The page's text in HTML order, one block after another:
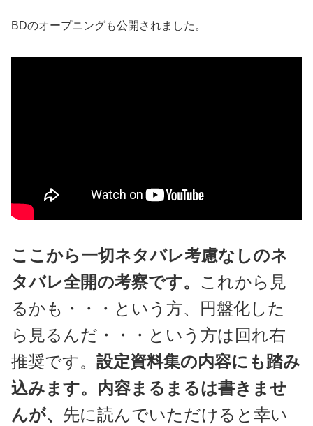
BDのオープニングも公開されました。
ここから一切ネタバレ考慮なしのネ
タバレ全開の考察です。
これから見
るかも・・・という方、円盤化した
ら見るんだ・・・という方は回れ右
推奨です。 設定資料集の内容にも踏み
込みます。内容まるまるは書きませ
んが、 先に読んでいただけると幸い